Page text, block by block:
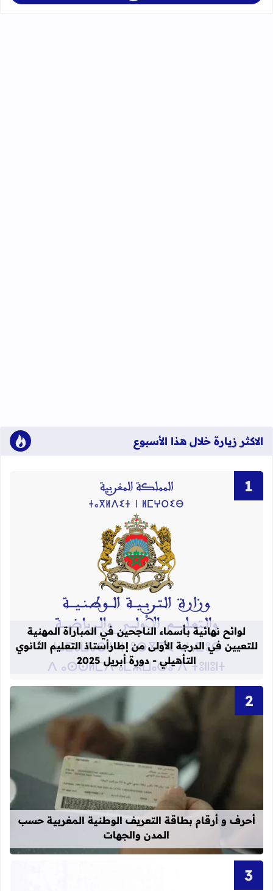
الاكثر زيارة خلال هذا الأسبوع
قراءة المزيد عن لوائح نهائية بأسماء
لوائح نهائية بأسماء الناجحين في المباراة المهنية
للتعيين في الدرجة الأولى من إطارأستاذ التعليم الثانوي
التأهيلي - دورة أبريل 2025
قراءة المزيد عن أحرف و أرقام
أحرف و أرقام بطاقة التعريف الوطنية المغربية حسب
المدن والجهات